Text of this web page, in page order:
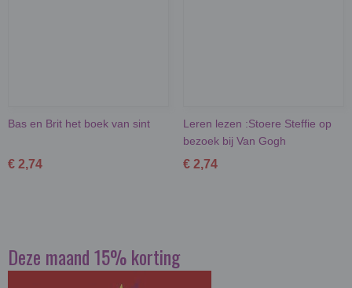
Bas en Brit het boek van sint
€ 2,74
Leren lezen :Stoere Steffie op
bezoek bij Van Gogh
€ 2,74
Deze maand 15% korting